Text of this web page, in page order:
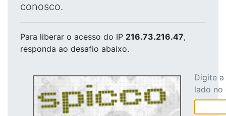
conosco.
Para liberar o acesso do IP 216.73.216.47,
responda ao desafio abaixo.
Digite
lado no